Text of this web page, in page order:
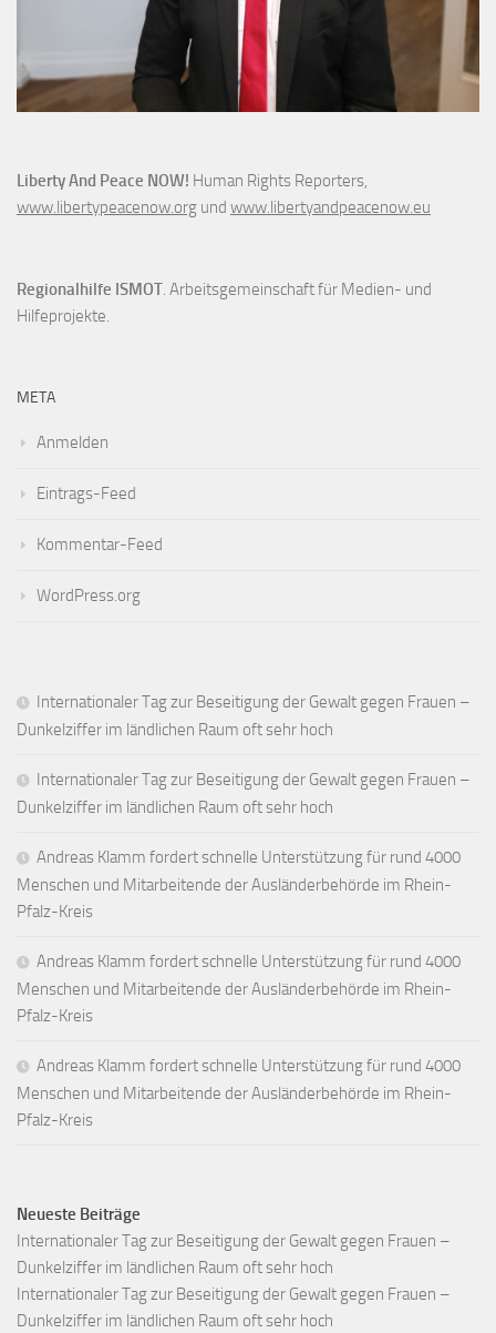
Liberty And Peace NOW! Human Rights Reporters,
www.libertypeacenow.org und www.libertyandpeacenow.eu
Regionalhilfe ISMOT. Arbeitsgemeinschaft für Medien- und
Hilfeprojekte.
META
Anmelden
Eintrags-Feed
Kommentar-Feed
WordPress.org
Internationaler Tag zur Beseitigung der Gewalt gegen Frauen –
Dunkelziffer im ländlichen Raum oft sehr hoch
Internationaler Tag zur Beseitigung der Gewalt gegen Frauen –
Dunkelziffer im ländlichen Raum oft sehr hoch
Andreas Klamm fordert schnelle Unterstützung für rund 4000
Menschen und Mitarbeitende der Ausländerbehörde im Rhein-
Pfalz-Kreis
Andreas Klamm fordert schnelle Unterstützung für rund 4000
Menschen und Mitarbeitende der Ausländerbehörde im Rhein-
Pfalz-Kreis
Andreas Klamm fordert schnelle Unterstützung für rund 4000
Menschen und Mitarbeitende der Ausländerbehörde im Rhein-
Pfalz-Kreis
Neueste Beiträge
Internationaler Tag zur Beseitigung der Gewalt gegen Frauen –
Dunkelziffer im ländlichen Raum oft sehr hoch
Internationaler Tag zur Beseitigung der Gewalt gegen Frauen –
Dunkelziffer im ländlichen Raum oft sehr hoch